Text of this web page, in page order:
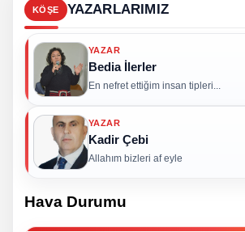
KÖŞE YAZARLARIMIZ
YAZAR
Bedia İlerler
En nefret ettiğim insan tipleri...
YAZAR
Kadir Çebi
Allahım bizleri af eyle
Hava Durumu